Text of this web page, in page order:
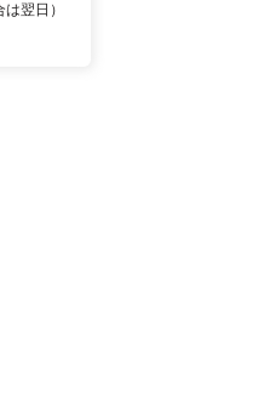
翌日）